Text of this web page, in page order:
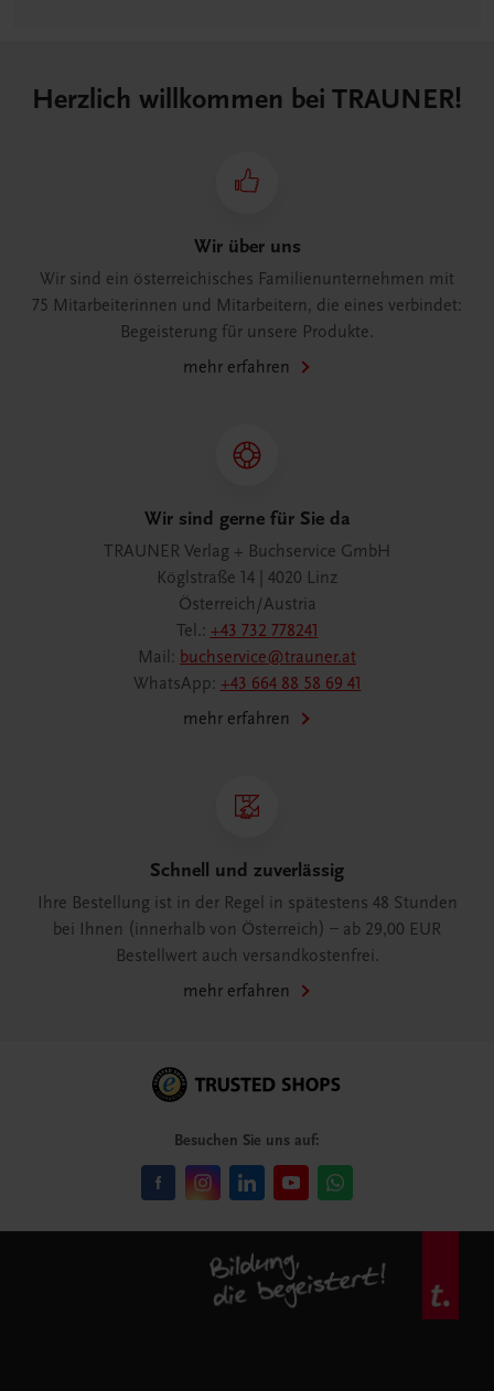
Herzlich willkommen bei TRAUNER!
Wir über uns
Wir sind ein österreichisches Familienunternehmen mit
75 Mitarbeiterinnen und Mitarbeitern, die eines verbindet:
Begeisterung für unsere Produkte.
mehr erfahren
Wir sind gerne für Sie da
TRAUNER Verlag + Buchservice GmbH
Köglstraße 14 | 4020 Linz
Österreich/Austria
Tel.: +43 732 778241
Mail: buchservice@trauner.at
WhatsApp: +43 664 88 58 69 41
mehr erfahren
Schnell und zuverlässig
Ihre Bestellung ist in der Regel in spätestens 48 Stunden
bei Ihnen (innerhalb von Österreich) – ab 29,00 EUR
Bestellwert auch versandkostenfrei.
mehr erfahren
Besuchen Sie uns auf: